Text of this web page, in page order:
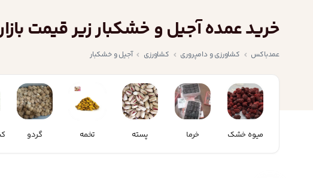
خرید عمده آجیل و خشکبار زیر قیمت
عمدباکس کشاورزی و دامپروری کشاورزی آجیل و خشکبار
میوه خشک خرما پسته تخمه گردو